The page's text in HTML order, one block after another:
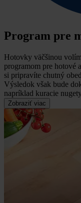
Program pre
Hotovky väčšinou
programom pre hotové
si pripravíte chutný
Výsledok však bude
napríklad kuracie
Zobraziť viac